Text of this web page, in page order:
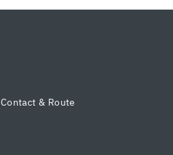
Contact & Route